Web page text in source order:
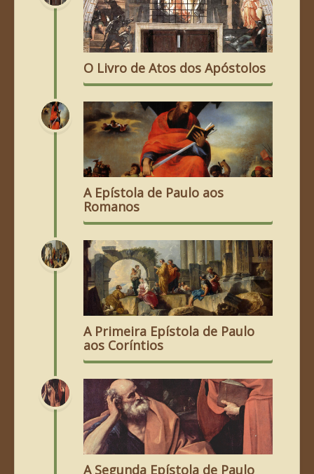
O Livro de Atos dos Apóstolos
A Epístola de Paulo aos
Romanos
A Primeira Epístola de Paulo
aos Coríntios
A Segunda Epístola de Paulo